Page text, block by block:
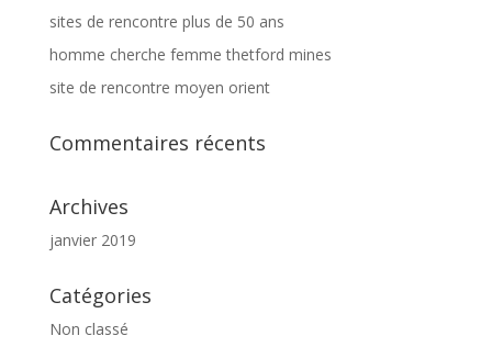
sites de rencontre plus de 50 ans
homme cherche femme thetford mines
site de rencontre moyen orient
Commentaires récents
Archives
janvier 2019
Catégories
Non classé